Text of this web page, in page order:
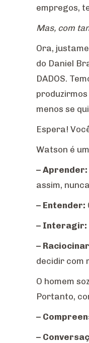
empregos,
Mas, com
Ora,
do Daniel
DADOS.
menos se
Espera!
Watson é
– Aprender:
assim,
– Entender:
– Interagir:
–
decidir com
O homem
Portanto,
–
–